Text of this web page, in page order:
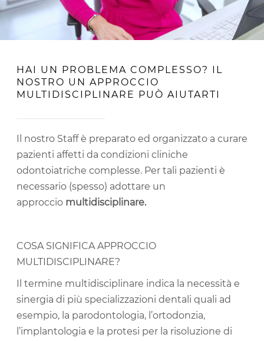
HAI UN PROBLEMA COMPLESSO? IL
NOSTRO UN APPROCCIO
MULTIDISCIPLINARE PUÒ AIUTARTI
Il nostro Staff è preparato ed organizzato a curare
pazienti affetti da condizioni cliniche
odontoiatriche complesse. Per tali pazienti è
necessario (spesso) adottare un
approccio multidisciplinare.
COSA SIGNIFICA APPROCCIO
MULTIDISCIPLINARE?
Il termine multidisciplinare indica la necessità e
sinergia di più specializzazioni dentali quali ad
esempio, la parodontologia, l’ortodonzia,
l’implantologia e la protesi per la risoluzione di